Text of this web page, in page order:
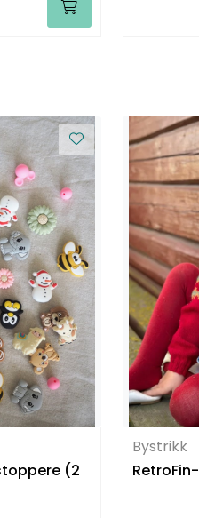
(2
Bystrikk